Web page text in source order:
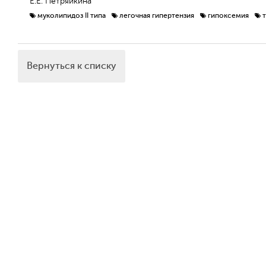
муколипидоз II типа легочная гипертензия гипоксемия
Вернуться к списку